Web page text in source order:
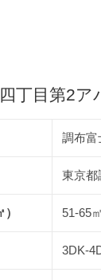
丁目第2ア
調布富
東京都
51-65㎡
3DK-